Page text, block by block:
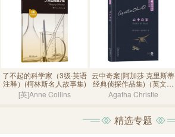
了不起的科学家（3级·英语
注释）(柯林斯名人故事集)
[英]Anne Collins
云中奇案(阿加莎·克里斯蒂
经典侦探作品集)（英文）
(光盘)
Agatha Christie
精选专题